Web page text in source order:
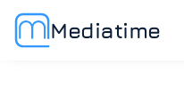
Mediatime